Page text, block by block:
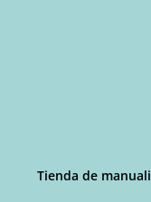
Tienda de